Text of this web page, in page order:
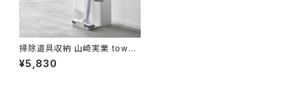
tower
バッグアクセサリー
ディッシュラック
玄関収納
掃除道具収納 山崎実業 tower
タワー スティッククリーナー＆ツ
ールオーガナイザー 1553 ホワ
¥5,830